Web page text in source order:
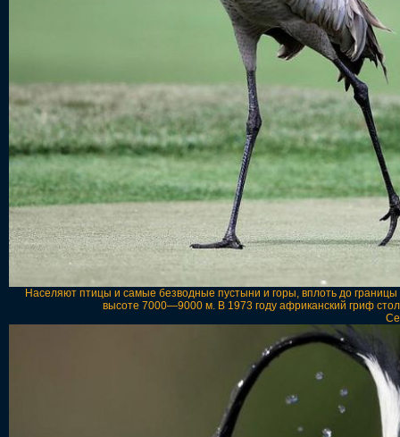
Населяют птицы и самые безводные пустыни и горы, вплоть до
высоте 7000—9000 м. В 1973 году африканский гриф